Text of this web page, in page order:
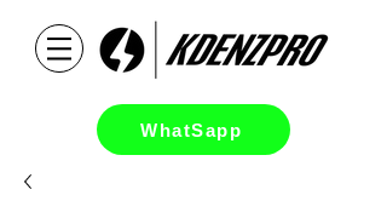
WhatSapp